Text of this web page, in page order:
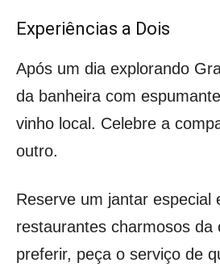
Experiências a Dois
Após um dia explorando
da banheira com
vinho local. Celebre a
outro.
Reserve um jantar especial
restaurantes charmosos da
preferir, peça o serviço de